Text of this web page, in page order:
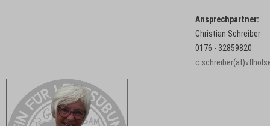
Ansprechpartner:
Christian Schreiber
0176 - 32859820